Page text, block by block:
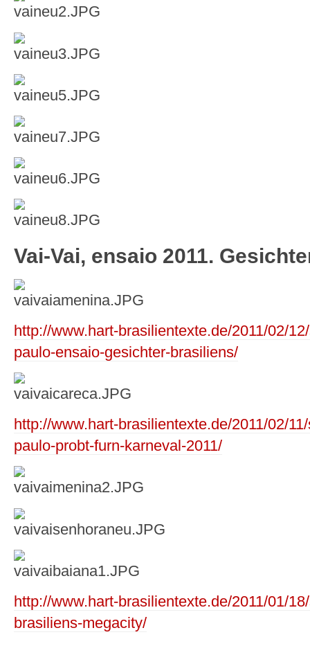
Vai-Vai, ensaio 2011.
http://www.hart-brasilientexte.de/2011/02/
paulo-ensaio-gesichter-brasiliens/
http://www.hart-brasilientexte.de/2011/02/
paulo-probt-furn-karneval-2011/
http://www.hart-brasilientexte.de/2011/01/
brasiliens-megacity/